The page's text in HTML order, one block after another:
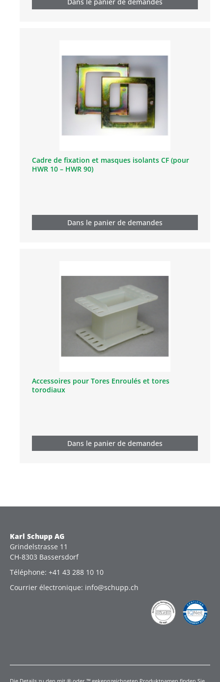
Cadre de fixation et masques isolants CF (pour
HWR 10 – HWR 90)
Dans le panier de demandes
Accessoires pour Tores Enroulés et tores
torodiaux
Dans le panier de demandes
Karl Schupp AG
Grindelstrasse 11
CH-8303 Bassersdorf
Téléphone: +41 43 288 10 10
Courrier électronique: info@schupp.ch